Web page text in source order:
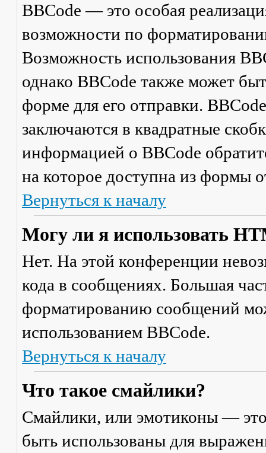
BBCode — это особая
возможности по
Возможность использования
однако BBCode также может
форме для его отправки.
заключаются в квадратные
информацией о BBCode
на которое доступна из формы
Вернуться к началу
Могу ли я использовать
Нет. На этой конференции
кода в сообщениях. Большая
форматированию сообщений
использованием BBCode.
Вернуться к началу
Что такое смайлики?
Смайлики, или эмотиконы —
быть использованы для